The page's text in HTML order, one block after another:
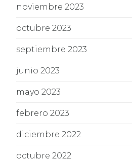
noviembre 2023
octubre 2023
septiembre 2023
junio 2023
mayo 2023
febrero 2023
diciembre 2022
octubre 2022